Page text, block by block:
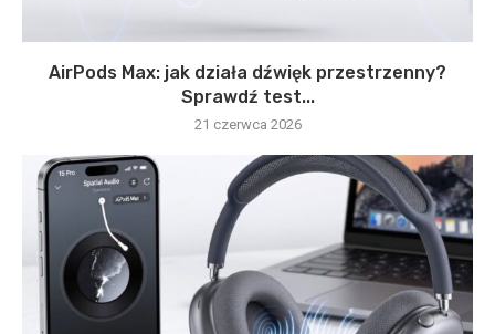
AirPods Max: jak działa dźwięk przestrzenny?
Sprawdź test...
21 czerwca 2026